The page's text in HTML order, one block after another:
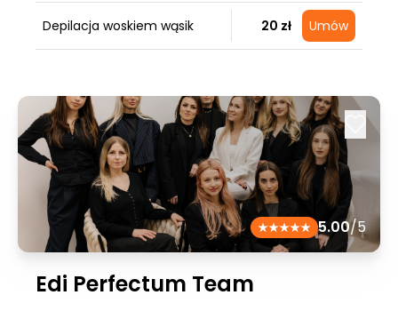
Depilacja woskiem wąsik 20 zł Umów
5.00/5
Edi Perfectum Team